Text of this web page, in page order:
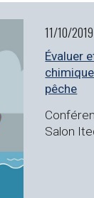
11/10/
Évaluer
pêche
Salon